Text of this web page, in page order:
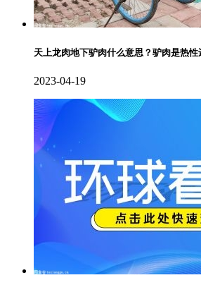
天上龙肉地下驴肉什么意思？驴肉是热性
2023-04-19